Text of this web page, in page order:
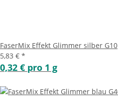
FaserMix Effekt Glimmer silber G10
5,83 € *
0,32 € pro 1 g